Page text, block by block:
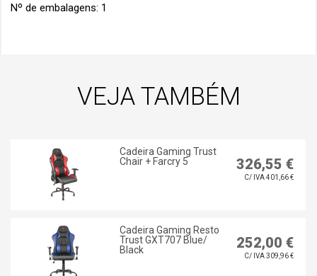
Nº de embalagens: 1
VEJA TAMBÉM
Cadeira Gaming Trust
Chair + Farcry 5
326,55 €
C/ IVA 401,66 €
Cadeira Gaming Resto
Trust GXT707 Blue/
Black
252,00 €
C/ IVA 309,96 €